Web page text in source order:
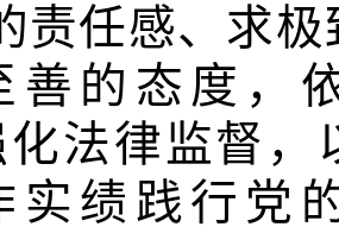
责任感、求
善的态度，
法律监督，
实绩践行党